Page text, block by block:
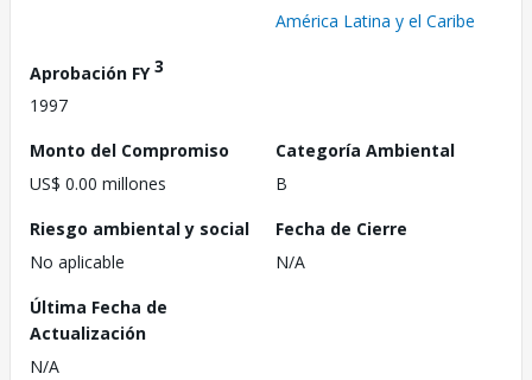
América Latina y el Caribe
Aprobación FY3
1997
Monto del Compromiso
US$ 0.00 millones
Categoría Ambiental
B
Riesgo ambiental y social
No aplicable
Fecha de Cierre
N/A
Última Fecha de
Actualización
N/A